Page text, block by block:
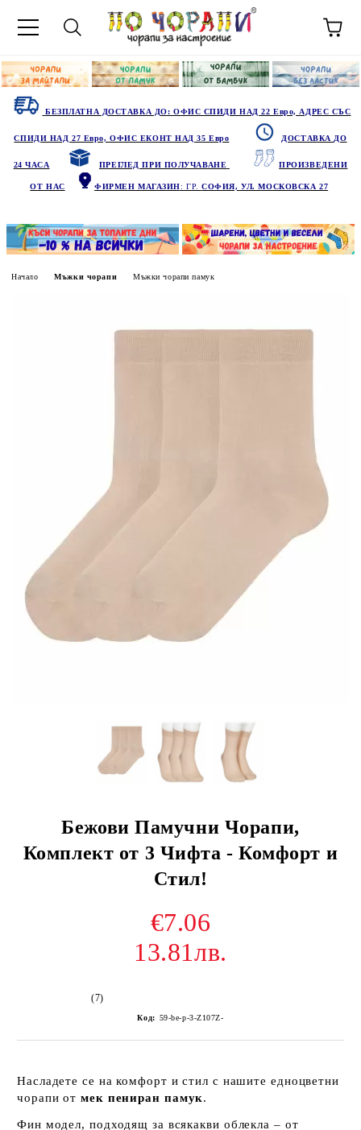
БЕЗПЛАТНА ДОСТАВКА ДО: ОФИС СПИДИ НАД 22 Евро, АДРЕС СЪС
СПИДИ НАД 27 Евро, ОФИС ЕКОНТ НАД 35 Евро ДОСТАВКА ДО
24 ЧАСА ПРЕГЛЕД ПРИ ПОЛУЧАВАНЕ ПРОИЗВЕДЕНИ
ОТ НАС ФИРМЕН МАГАЗИН: ГР.СОФИЯ, УЛ. МОСКОВСКА 27
Начало Мъжки чорапи Мъжки чорапи памук
Бежови Памучни Чорапи,
Комплект от 3 Чифта - Комфорт и
Стил!
€7.06
13.81лв.
(7)
Код: 59-be-p-3-Z107Z-
Насладете се на комфорт и стил с нашите едноцветни
чорапи отмек пениран памук.
Фин модел, подходящ за всякакви облекла – от